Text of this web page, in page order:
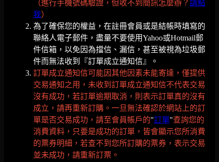
（進行手機號碼驗證，但收不到簡訊怎麼辦？ 請點
我）
為了確保您的權益，在註冊會員或是結帳時填寫的
聯絡人電子郵件，盡量不要使用Yahoo或Hotmail郵
件信箱，以免因為擋信、漏信，甚至被視為垃圾郵
件而無法收到『訂單成立通知信』。
訂單成立通知信可能因其他因素未能寄達，僅提供
交易通知之用，未收到訂單成立通知信不代表交易
沒有成功，若訂單逾期取消，則表示訂單真的沒有
成立，請再重新訂購。一旦無法確認於網站上的訂
單是否交易成功，請至會員帳戶的"訂單"查詢您的
消費資料，只要是成功的訂單，皆會顯示您所消費
的票券明細，若查不到您所訂購的票券，表示交易
並未成功，請重新訂票。